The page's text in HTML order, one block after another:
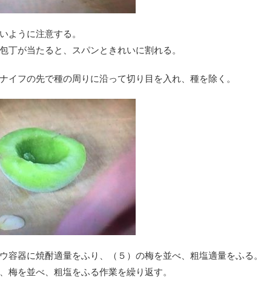
ように注意する。
丁が当たると、スパンときれいに割れる。
イフの先で種の周りに沿って切り目を入れ、種を除く。
容器に焼酎適量をふり、（５）の梅を並べ、粗塩適量をふる。
梅を並べ、粗塩をふる作業を繰り返す。